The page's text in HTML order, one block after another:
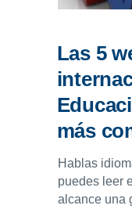
Las 5
más
Hablas
puedes leer
alcance una